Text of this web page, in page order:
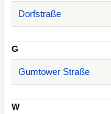
Dorfstraße
G
Gumtower Straße
W